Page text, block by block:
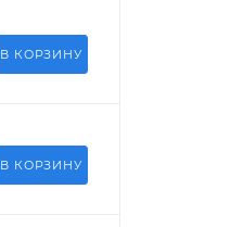
В КОРЗИНУ
В КОРЗИНУ